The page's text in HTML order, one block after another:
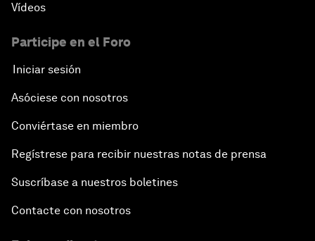
Vídeos
Participe en el Foro
Iniciar sesión
Asóciese con nosotros
Conviértase en miembro
Regístrese para recibir nuestras notas de prensa
Suscríbase a nuestros boletines
Contacte con nosotros